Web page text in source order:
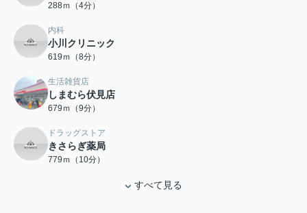
288ｍ（4分）
内科
小川クリニック
619ｍ（8分）
生活雑貨店
しまむら伏見店
679ｍ（9分）
ドラッグストア
きさらぎ薬局
779ｍ（10分）
すべて見る